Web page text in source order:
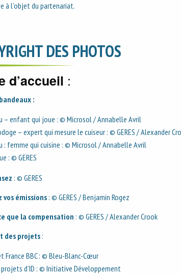
à l’objet du partenariat.
DES PHOTOS
d’accueil :
:
– enfant qui joue : © Microsol / Annabelle Avril
– expert qui mesure le cuiseur : © GERES / Alexander
: femme qui cuisine : © Microsol / Annabelle Avril
: © GERES
: © GERES
vos émissions : © GERES / Benjamin Rogez
que la compensation : © GERES / Alexander Crook
des projets:
France BBC : © Bleu-Blanc-Cœur
projets d’ID : © Initiative Développement